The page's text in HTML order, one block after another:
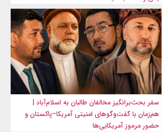
سفر بحث‌برانگیز مخالفان طالبان به اسلام‌آباد |
هم‌زمان با گفت‌وگوهای امنیتی آمریکا–پاکستان و
حضور مرموز آمریکایی‌ها